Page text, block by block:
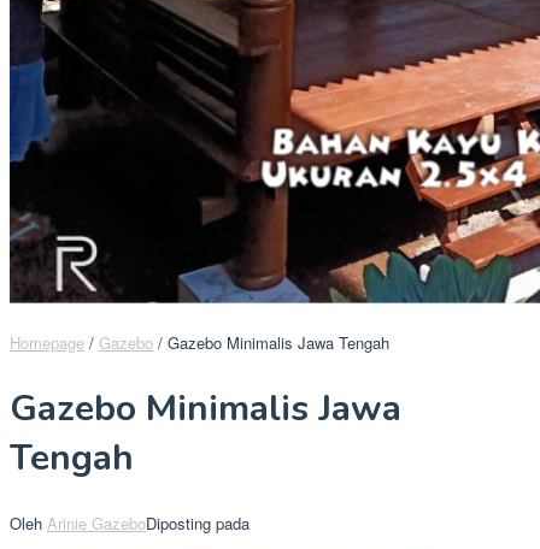
Homepage / Gazebo / Gazebo Minimalis Jawa Tengah
Gazebo Minimalis Jawa
Tengah
Oleh Arinie GazeboDiposting pada